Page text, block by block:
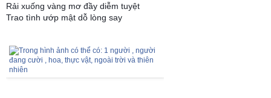
Rải xuống vàng mơ đầy diễm tuyệt
Trao tình ướp mật dỗ lòng say